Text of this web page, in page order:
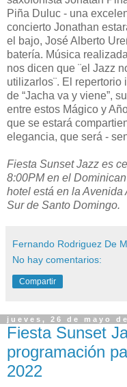
Piña Duluc - una
concierto Jonathan
el bajo, José Alberto
batería. Música
nos dicen que ¨el Jazz
utilizarlos¨. El
de “Jacha va y viene”,
entre estos Mágico y
que se estará
elegancia, que será -
Fiesta Sunset Jazz es
8:00PM en el
hotel está en la
Sur de Santo Domingo.
Fernando Rodriguez De
No hay comentarios:
Compartir
jueves, 26 de mayo
Fiesta Sunset
programación
2022